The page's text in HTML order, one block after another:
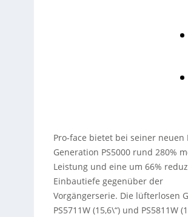
Pro-face bietet bei seiner neuen
Generation PS5000 rund 280%
Leistung und eine um 66%
Einbautiefe gegenüber der
Vorgängerserie. Die lüfterlosen
PS5711W (15,6\“) und PS5811W